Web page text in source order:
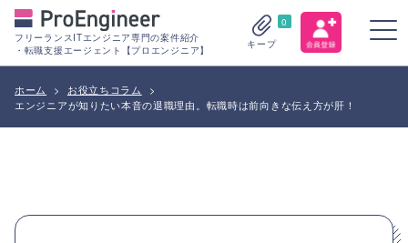
フリーランスITエンジニア専門の案件紹介
・転職支援エージェント【プロエンジニア】
0
キープ
ホーム > お役立ちコラム
>
エンジニアが知りたい本音の退職理由。転職時は前向きな伝え方が肝！